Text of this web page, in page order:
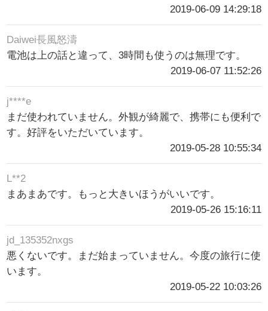
2019-06-09 14:29:18
Daiwei長風怒濤
電池は上の話と違って、3時間も使うのは無理です。
2019-06-07 11:52:26
j****e
まだ使われていません。外観が綺麗で、携帯にも便利で
す。好評をいただいています。
2019-05-28 10:55:34
L**2
まあまあです。もっと大きいほうがいいです。
2019-05-26 15:16:11
jd_135352nxgs
悪くないです。まだ始まっていません。今度の旅行に使
います。
2019-05-22 10:03:26